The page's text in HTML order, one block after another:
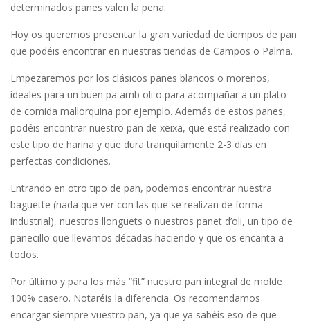
determinados panes valen la pena.
Hoy os queremos presentar la gran variedad de tiempos de pan
que podéis encontrar en nuestras tiendas de Campos o Palma.
Empezaremos por los clásicos panes blancos o morenos,
ideales para un buen pa amb oli o para acompañar a un plato
de comida mallorquina por ejemplo. Además de estos panes,
podéis encontrar nuestro pan de xeixa, que está realizado con
este tipo de harina y que dura tranquilamente 2-3 días en
perfectas condiciones.
Entrando en otro tipo de pan, podemos encontrar nuestra
baguette (nada que ver con las que se realizan de forma
industrial), nuestros llonguets o nuestros panet d’oli, un tipo de
panecillo que llevamos décadas haciendo y que os encanta a
todos.
Por último y para los más “fit” nuestro pan integral de molde
100% casero. Notaréis la diferencia. Os recomendamos
encargar siempre vuestro pan, ya que ya sabéis eso de que